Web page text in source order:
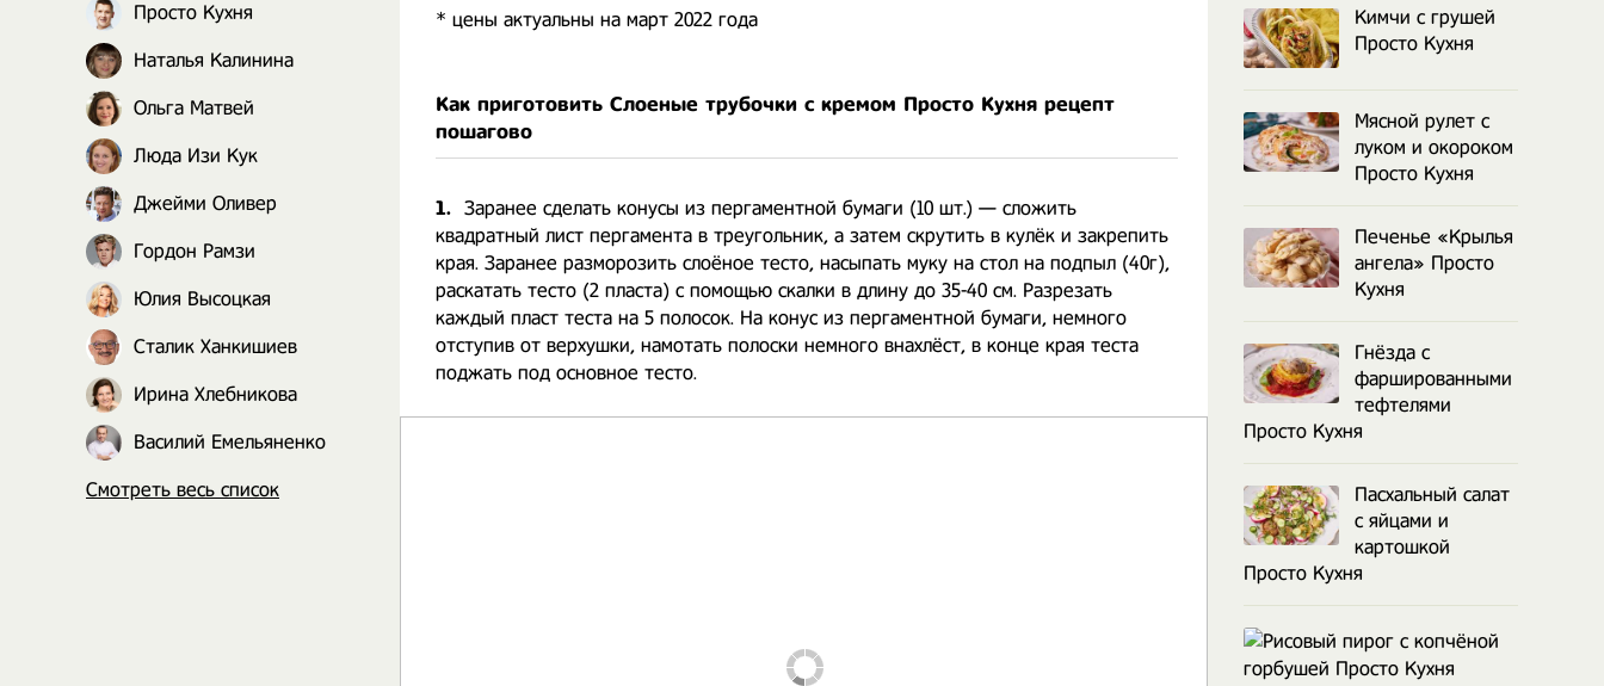
* цены актуальны на март 2022 года
Как приготовить Слоеные трубочки с кремом Просто Кухня рецепт
пошагово
1. Заранее сделать конусы из пергаментной бумаги (10 шт.) — сложить
квадратный лист пергамента в треугольник, а затем скрутить в кулёк и закрепить
края. Заранее разморозить слоёное тесто, насыпать муку на стол на подпыл (40г),
раскатать тесто (2 пласта) с помощью скалки в длину до 35-40 см. Разрезать
каждый пласт теста на 5 полосок. На конус из пергаментной бумаги, немного
отступив от верхушки, намотать полоски немного внахлёст, в конце края теста
поджать под основное тесто.
Просто Кухня
Наталья Калинина
Ольга Матвей
Люда Изи Кук
Джейми Оливер
Гордон Рамзи
Юлия Высоцкая
Сталик Ханкишиев
Ирина Хлебникова
Василий Емельяненко
Смотреть весь список
Кимчи с грушей
Просто Кухня
Мясной рулет с
луком и окороком
Просто Кухня
Печенье «Крылья
ангела» Просто
Кухня
Гнёзда с
фаршированными
тефтелями
Просто Кухня
Пасхальный салат
с яйцами и
картошкой
Просто Кухня